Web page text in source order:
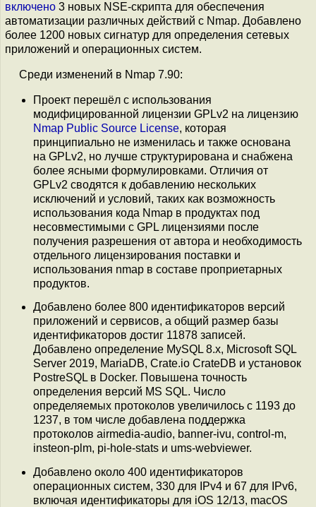
включено 3 новых NSE-скрипта для обеспечения
автоматизации различных действий с Nmap. Добавлено
более 1200 новых сигнатур для определения сетевых
приложений и операционных систем.
Среди изменений в Nmap 7.90:
Проект перешёл с использования
модифицированной лицензии GPLv2 на лицензию
Nmap Public Source License, которая
принципиально не изменилась и также основана
на GPLv2, но лучше структурирована и снабжена
более ясными формулировками. Отличия от
GPLv2 сводятся к добавлению нескольких
исключений и условий, таких как возможность
использования кода Nmap в продуктах под
несовместимыми с GPL лицензиями после
получения разрешения от автора и необходимость
отдельного лицензирования поставки и
использования nmap в составе проприетарных
продуктов.
Добавлено более 800 идентификаторов версий
приложений и сервисов, а общий размер базы
идентификаторов достиг 11878 записей.
Добавлено определение MySQL 8.x, Microsoft SQL
Server 2019, MariaDB, Crate.io CrateDB и установок
PostreSQL в Docker. Повышена точность
определения версий MS SQL. Число
определяемых протоколов увеличилось с 1193 до
1237, в том числе добавлена поддержка
протоколов airmedia-audio, banner-ivu, control-m,
insteon-plm, pi-hole-stats и ums-webviewer.
Добавлено около 400 идентификаторов
операционных систем, 330 для IPv4 и 67 для IPv6,
включая идентификаторы для iOS 12/13, macOS